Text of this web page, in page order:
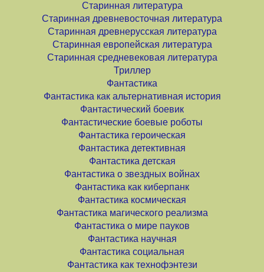
Старинная литература
Старинная древневосточная литература
Старинная древнерусская литература
Старинная европейская литература
Старинная средневековая литература
Триллер
Фантастика
Фантастика как альтернативная история
Фантастический боевик
Фантастические боевые роботы
Фантастика героическая
Фантастика детективная
Фантастика детская
Фантастика о звездных войнах
Фантастика как киберпанк
Фантастика космическая
Фантастика магического реализма
Фантастика о мире пауков
Фантастика научная
Фантастика социальная
Фантастика как технофэнтези